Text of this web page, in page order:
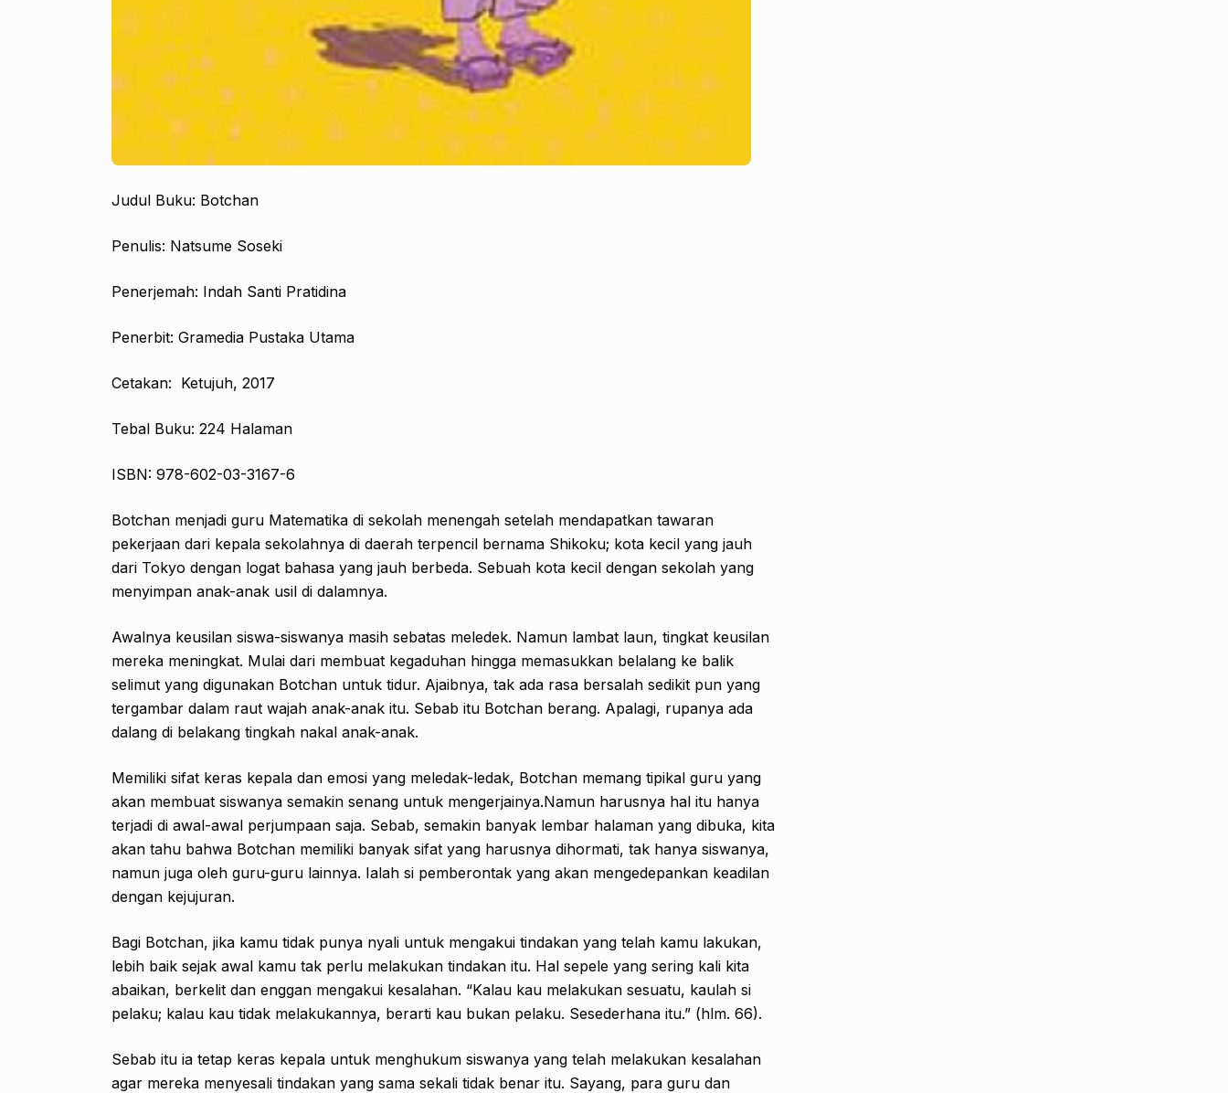
Judul Buku: Botchan
Penulis: Natsume Soseki
Penerjemah: Indah Santi Pratidina
Penerbit: Gramedia Pustaka Utama
Cetakan: Ketujuh, 2017
Tebal Buku: 224 Halaman
ISBN: 978-602-03-3167-6
Botchan menjadi guru Matematika di sekolah menengah setelah mendapatkan tawaran
pekerjaan dari kepala sekolahnya di daerah terpencil bernama Shikoku; kota kecil yang jauh
dari Tokyo dengan logat bahasa yang jauh berbeda. Sebuah kota kecil dengan sekolah yang
menyimpan anak-anak usil di dalamnya.
Awalnya keusilan siswa-siswanya masih sebatas meledek. Namun lambat laun, tingkat keusilan
mereka meningkat. Mulai dari membuat kegaduhan hingga memasukkan belalang ke balik
selimut yang digunakan Botchan untuk tidur. Ajaibnya, tak ada rasa bersalah sedikit pun yang
tergambar dalam raut wajah anak-anak itu. Sebab itu Botchan berang. Apalagi, rupanya ada
dalang di belakang tingkah nakal anak-anak.
Memiliki sifat keras kepala dan emosi yang meledak-ledak, Botchan memang tipikal guru yang
akan membuat siswanya semakin senang untuk mengerjainya.Namun harusnya hal itu hanya
terjadi di awal-awal perjumpaan saja. Sebab, semakin banyak lembar halaman yang dibuka, kita
akan tahu bahwa Botchan memiliki banyak sifat yang harusnya dihormati, tak hanya siswanya,
namun juga oleh guru-guru lainnya. Ialah si pemberontak yang akan mengedepankan keadilan
dengan kejujuran.
Bagi Botchan, jika kamu tidak punya nyali untuk mengakui tindakan yang telah kamu lakukan,
lebih baik sejak awal kamu tak perlu melakukan tindakan itu. Hal sepele yang sering kali kita
abaikan, berkelit dan enggan mengakui kesalahan. “Kalau kau melakukan sesuatu, kaulah si
pelaku; kalau kau tidak melakukannya, berarti kau bukan pelaku. Sesederhana itu.” (hlm. 66).
Sebab itu ia tetap keras kepala untuk menghukum siswanya yang telah melakukan kesalahan
agar mereka menyesali tindakan yang sama sekali tidak benar itu. Sayang, para guru dan